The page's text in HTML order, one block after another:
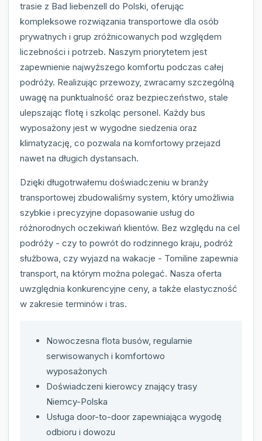
trasie z Bad liebenzell do Polski, oferując
kompleksowe rozwiązania transportowe dla osób
prywatnych i grup zróżnicowanych pod względem
liczebności i potrzeb. Naszym priorytetem jest
zapewnienie najwyższego komfortu podczas całej
podróży. Realizując przewozy, zwracamy szczególną
uwagę na punktualność oraz bezpieczeństwo, stale
ulepszając flotę i szkoląc personel. Każdy bus
wyposażony jest w wygodne siedzenia oraz
klimatyzację, co pozwala na komfortowy przejazd
nawet na długich dystansach.
Dzięki długotrwałemu doświadczeniu w branży
transportowej zbudowaliśmy system, który umożliwia
szybkie i precyzyjne dopasowanie usług do
różnorodnych oczekiwań klientów. Bez względu na cel
podróży - czy to powrót do rodzinnego kraju, podróż
służbowa, czy wyjazd na wakacje - Tomiline zapewnia
transport, na którym można polegać. Nasza oferta
uwzględnia konkurencyjne ceny, a także elastyczność
w zakresie terminów i tras.
Nowoczesna flota busów, regularnie
serwisowanych i komfortowo
wyposażonych
Doświadczeni kierowcy znający trasy
Niemcy-Polska
Usługa door-to-door zapewniająca wygodę
odbioru i dowozu